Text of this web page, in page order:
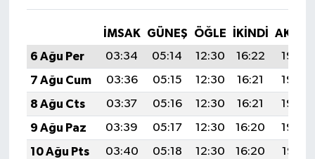
İMSAK GÜNEŞ ÖĞLE İKINDI
6 Ağu Per
03:34 05:14 12:30 16:22
19:36
7 Ağu Cum
03:36 05:15 12:30 16:21
19:35
8 Ağu Cts
03:37 05:16 12:30 16:21
19:33
9 Ağu Paz
03:39 05:17 12:30 16:20
19:32
10 Ağu Pts
03:40 05:18 12:30 16:20
19:31